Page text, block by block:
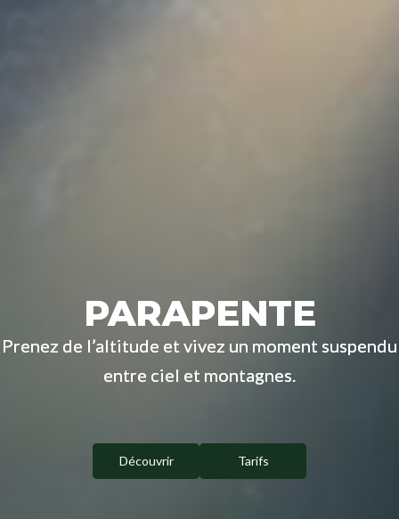
PARAPENTE
Prenez de l’altitude et vivez un moment suspendu
entre ciel et montagnes.
Découvrir Tarifs
PARAPENTE
Prenez de l’altitude et vivez un moment suspendu
entre ciel et montagnes.
Découvrir Tarifs